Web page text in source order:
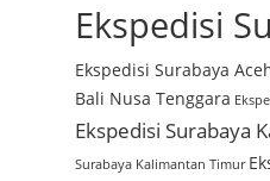
Ekspedisi
Ekspedisi Surabaya
Bali Nusa Tenggara
Ekspedisi Surabaya
Surabaya Kalimantan Timur